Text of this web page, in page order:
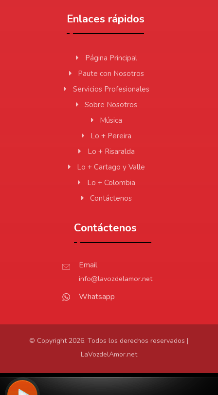
Enlaces rápidos
Página Principal
Paute con Nosotros
Servicios Profesionales
Sobre Nosotros
Música
Lo + Pereira
Lo + Risaralda
Lo + Cartago y Valle
Lo + Colombia
Contáctenos
Contáctenos
Email
info@lavozdelamor.net
Whatsapp
© Copyright 2026. Todos los derechos reservados |
LaVozdelAmor.net
Protección de Datos